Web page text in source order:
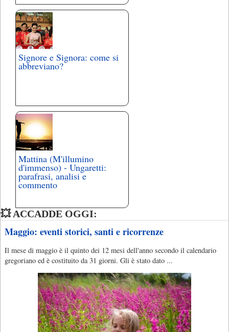
Signore e Signora: come si
abbreviano?
Mattina (M'illumino
d'immenso) - Ungaretti:
parafrasi, analisi e
commento
💥 ACCADDE OGGI:
Maggio: eventi storici, santi e ricorrenze
Il mese di maggio è il quinto dei 12 mesi dell'anno secondo il calendario
gregoriano ed è costituito da 31 giorni. Gli è stato dato ...